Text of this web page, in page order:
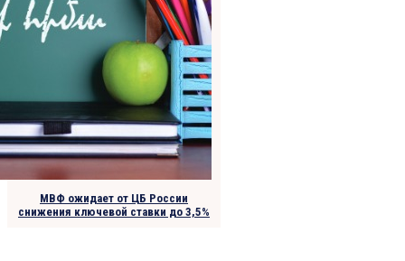
МВФ ожидает от ЦБ России
снижения ключевой ставки до 3,5%